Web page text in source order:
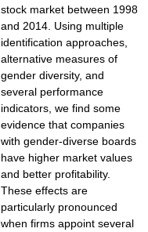
stock market between 1998
and 2014. Using multiple
identification approaches,
alternative measures of
gender diversity, and
several performance
indicators, we find some
evidence that companies
with gender-diverse boards
have higher market values
and better profitability.
These effects are
particularly pronounced
when firms appoint several